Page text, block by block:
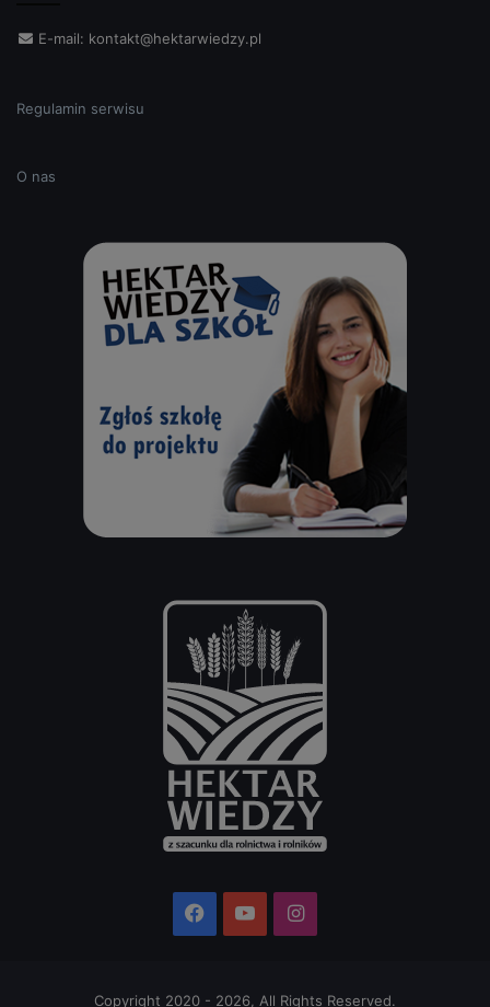
E-mail: kontakt@hektarwiedzy.pl
Regulamin serwisu
O nas
Facebook
YouTubeInstagram
Copyright 2020 - 2026, All Rights Reserved.